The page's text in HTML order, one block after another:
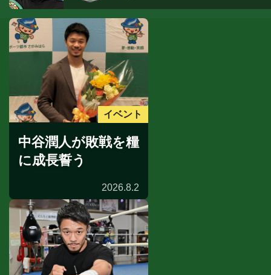
イベント
中谷潤人が敗戦を糧
に成長誓う
2026.8.2